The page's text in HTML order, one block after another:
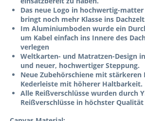
Das neue Logo in hochwertig-
bringt noch mehr Klasse ins
Im Aluminiumboden wurde ein
um Kabel einfach ins Innere des
verlegen
Weltkarten- und Matratzen-Design
und neuer, hochwertiger Steppung.
Neue Zubehörschiene mit stärkeren
Kederleiste mit höherer Haltbarkeit.
Alle Reißverschlüsse wurden durch
Reißverschlüsse in höchster